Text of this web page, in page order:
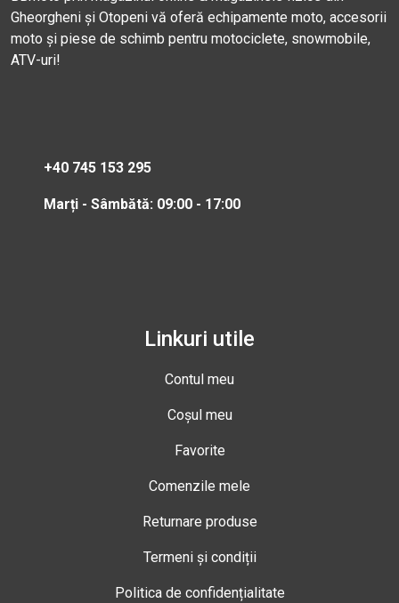
Gheorgheni și Otopeni vă oferă echipamente moto, accesorii
moto și piese de schimb pentru motociclete, snowmobile,
ATV-uri!
+40 745 153 295
Marți - Sâmbătă: 09:00 - 17:00
Linkuri utile
Contul meu
Coșul meu
Favorite
Comenzile mele
Returnare produse
Termeni și condiții
Politica de confidențialitate